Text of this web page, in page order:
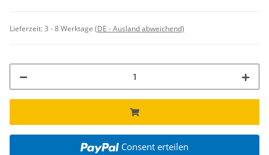
Lieferzeit:3 - 8 Werktage (DE - Ausland abweichend)
Consent erteilen